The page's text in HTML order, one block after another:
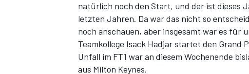
natürlich noch den Start, und der ist dieses
letzten Jahren. Da war das nicht so
noch anschauen, aber insgesamt war es für
Teamkollege Isack Hadjar startet den Grand
Unfall im FT1 war an diesem Wochenende
aus Milton Keynes.